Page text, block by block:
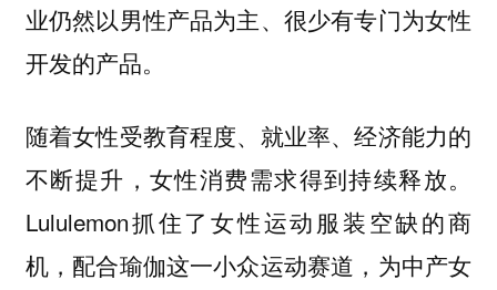
业仍然以男性产品为主、很少有专门为女性
开发的产品。
随着女性受教育程度、就业率、经济能力的
不断提升，女性消费需求得到持续释放。
Lululemon抓住了女性运动服装空缺的商
机，配合瑜伽这一小众运动赛道，为中产女